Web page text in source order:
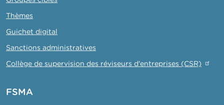
Thèmes
Guichet digital
Sanctions administratives
Collège de supervision des réviseurs d'entreprises (CSR)
FSMA